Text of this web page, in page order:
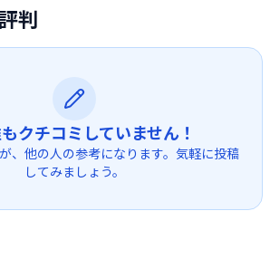
判
クチコミしていません！
、他の人の参考になります。気軽に投稿
してみましょう。